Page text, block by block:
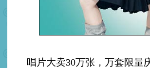
唱片大卖30万张，万套限量